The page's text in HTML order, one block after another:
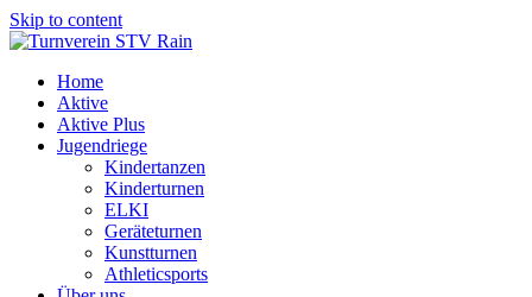
Skip to content
Home
Aktive
Aktive Plus
Jugendriege
Kindertanzen
Kinderturnen
ELKI
Geräteturnen
Kunstturnen
Athleticsports